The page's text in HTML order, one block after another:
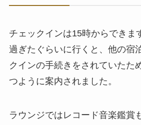
チェックインは15時からできま
過ぎたぐらいに行くと、他の宿
クインの手続きをされていたた
つように案内されました。
ラウンジではレコード音楽鑑賞